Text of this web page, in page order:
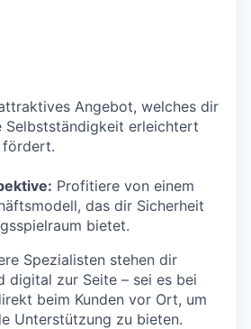
Angebot, welches dir
Selbstständigkeit erleichtert
fördert.
Profitiere von einem
das dir Sicherheit
bietet.
Spezialisten stehen dir
digital zur Seite – sei es bei
beim Kunden vor Ort, um
Unterstützung zu bieten.